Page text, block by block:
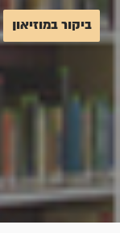
ביקור במוזיאון